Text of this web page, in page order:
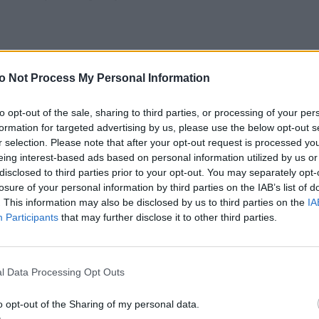
Not Process My Personal Information
opt-out of the sale, sharing to third parties, or processing of your
for targeted advertising by us, please use the below opt-out
selection. Please note that after your opt-out request is processed
interest-based ads based on personal information utilized by us
to third parties prior to your opt-out. You may separately
of your personal information by third parties on the IAB’s list of
This information may also be disclosed by us to third parties on the
Participants that may further disclose it to other third parties.
Data Processing Opt Outs
opt-out of the Sharing of my personal data.
podkreśla się, że celemfilmunie jest
wierzących: „Wiarę uznajemy za jedną z
rzucił tylko światło na funkcjonowanie
grzesznych ludzi”. Myślę, że jest to poważny
ważnej sfery, owszem osobistej, intymnej,
ją pokazać na ekranie, nie każdy jest
zawsze z kryzysu wiary, jak pisał ks. Józef
to nie tylko film o pedofilii, jak zapowiadano
temat duchownych i Kościoła. Nie da się o tym
wiary.
swoich poprzednich filmów, np. z „Drogówki”.
drogowej, wszyscy bez wyjątku byli „odrażający,
w ciemnym zaułku, o szarej godzinie.
Tak oto, przez ciemne okulary, reżyser